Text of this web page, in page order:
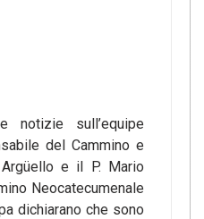
notizie sull’equipe
del Cammino e
e il P. Mario
Neocatecumenale
dichiarano che sono